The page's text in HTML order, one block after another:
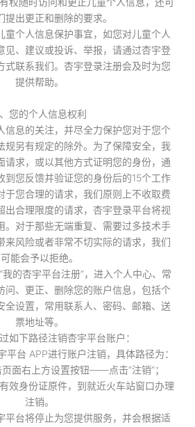
提出更正和删除的要求。
童个人信息保护事宜，如您对儿童个人
见、建议或投诉、举报，请通过杏宇登
式联系我们。杏宇登录注册会及时为您
提供帮助。
您的个人信息权利
信息的关注，并尽全力保护您对于您个
规另有规定的除外。为了保障安全，我
请求，或以其他方式证明您的身份，通
到您反馈并验证您的身份后的15个工作
于您合理的请求，我们原则上不收取费
出合理限度的请求，杏宇登录平台将视
。对于那些无端重复、需要过多技术手
来风险或者非常不切实际的请求，我们
可能会予以拒绝。
我的杏宇平台注册”，进入个人中心、常
问、更正、删除您的账户信息，包括个
全设置，常用联系人、密码、邮箱、送
票地址等。
如下路径注销杏宇平台账户：
平台 APP进行账户注销，具体路径为：
面右上方设置按钮——点击“注销”；
效身份证原件，到就近火车站窗口办理
注销。
平台将停止为您提供服务，并会根据适